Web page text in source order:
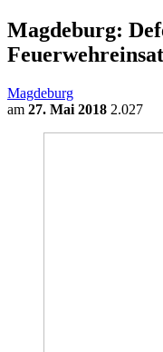
Magdeburg:
Magdeburg
am 27. Mai 2018 2.027